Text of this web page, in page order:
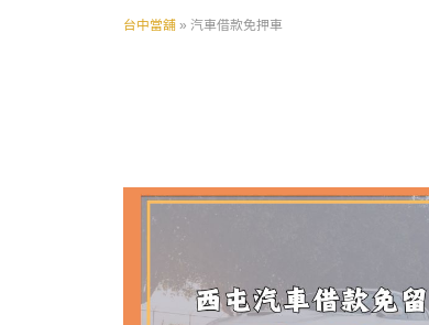
台中當舖 » 汽車借款免押車